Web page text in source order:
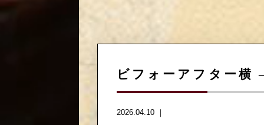
ビフォーアフター横
2026.04.10 ｜